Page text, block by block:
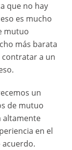
que no hay
es mucho
mutuo
más barata
contratar a un
un
de mutuo
altamente
en el